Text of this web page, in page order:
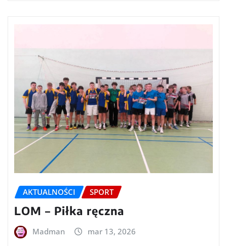
AKTUALNOŚCI SPORT
LOM – Piłka ręczna
Madman mar 13, 2026